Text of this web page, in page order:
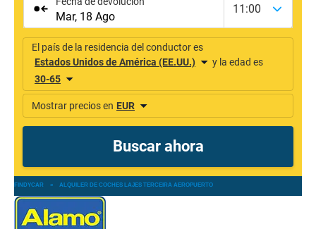
FINDYCAR » ALQUILER DE COCHES LAJES TERCEIRA AEROPUERTO